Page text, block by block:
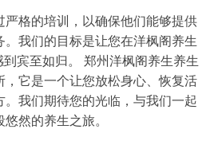
格的培训，以确保他们能够提供
我们的目标是让您在洋枫阁养生
宾至如归。 郑州洋枫阁养生养生
它是一个让您放松身心、恢复活
我们期待您的光临，与我们一起
然的养生之旅。